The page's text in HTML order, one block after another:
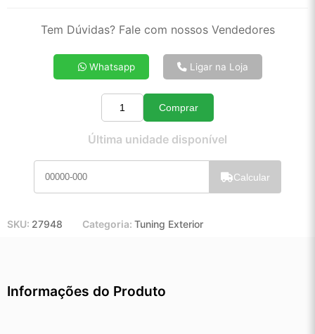
2x de R$ 69,14
4x de R$ 35,07
5x de R$ 28,25
10x de R$ 14,62
11x de R$ 13,43
Tem Dúvidas? Fale com nossos Vendedores
Whatsapp Ligar na Loja
Quantidade
Comprar
Última unidade disponível
Calcular
SKU: 27948 Categoria: Tuning Exterior
Informações do Produto